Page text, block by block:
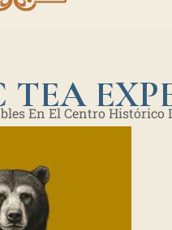
En El Centro Histórico